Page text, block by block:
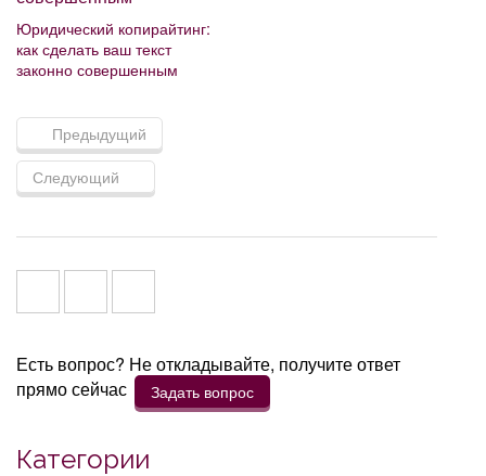
Юридический копирайтинг:
как сделать ваш текст
законно совершенным
Предыдущий
Следующий
Есть вопрос? Не откладывайте, получите ответ
прямо сейчас
Задать вопрос
Категории